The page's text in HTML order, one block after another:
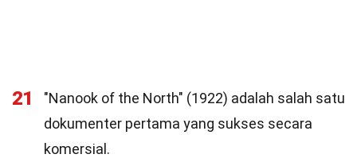
21
"Nanook of the North" (1922) adalah salah satu
dokumenter pertama yang sukses secara
komersial.